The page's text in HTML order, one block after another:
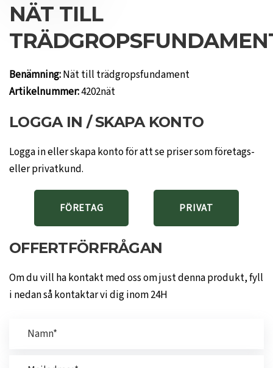
NÄT TILL
Benämning:Nät till trädgropsfundament
Artikelnummer:4202nät
LOGGA IN / SKAPA KONTO
Logga in eller skapa konto för att se priser som företags-
eller privatkund.
FÖRETAG PRIVAT
OFFERTFÖRFRÅGAN
Om du vill ha kontakt med oss om just denna produkt, fyll
i nedan så kontaktar vi dig inom 24H